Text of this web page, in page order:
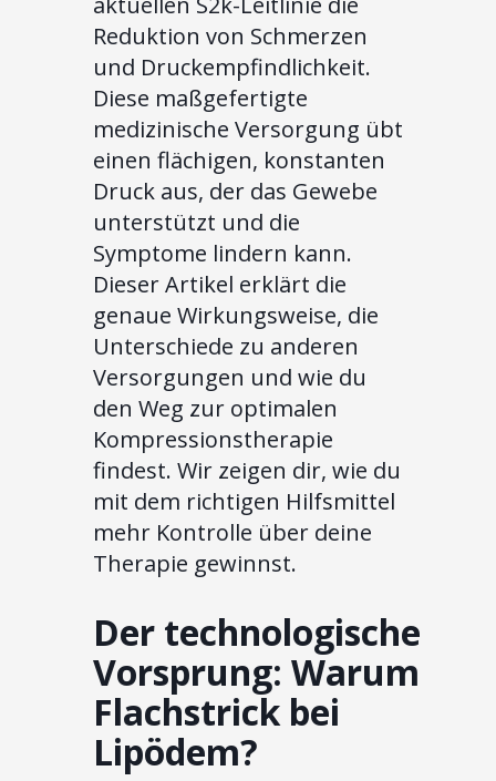
Reduktion von Schmerzen
und Druckempfindlichkeit.
Diese maßgefertigte
medizinische Versorgung übt
einen flächigen, konstanten
Druck aus, der das Gewebe
unterstützt und die
Symptome lindern kann.
Dieser Artikel erklärt die
genaue Wirkungsweise, die
Unterschiede zu anderen
Versorgungen und wie du
den Weg zur optimalen
Kompressionstherapie
findest. Wir zeigen dir, wie du
mit dem richtigen Hilfsmittel
mehr Kontrolle über deine
Therapie gewinnst.
Der technologische
Vorsprung: Warum
Flachstrick bei
Lipödem?